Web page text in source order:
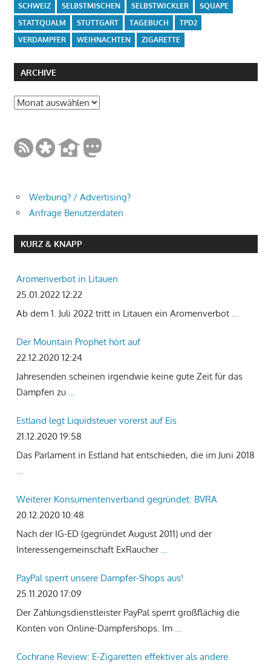
SCHWEIZ
SELBSTMISCHEN SELBSTWICKLER
SQUAPE
STATTQUALM
STUTTGART TAGEBUCH
TPD2
VERDAMPFER
WEIHNACHTEN ZIGARETTE
ARCHIVE
Archive
Werbung? / Advertising?
Anfrage Benutzerdaten
KURZ & KNAPP
Aromenverbot in Litauen
25.01.2022 12:22
Ab dem 1. Juli 2022 tritt in Litauen ein Aromenverbot …
Der Mountain Prophet hört auf
22.12.2020 12:24
Jahresenden scheinen irgendwie keine gute Zeit für das
Dampfen zu …
Estland legt Liquidsteuer vorerst auf Eis
21.12.2020 19:58
Das Parlament in Estland hat entschieden, die im Juni 2018
…
Weiterer Konsumentenverband gegründet: BVRA
20.12.2020 10:48
Nach der IG-ED (gegründet August 2011) und der
Interessengemeinschaft ExRaucher …
PayPal sperrt unsere Dampfer-Shops aus!
25.11.2020 17:09
Der Zahlungsdienstleister PayPal sperrt großflächig die
Konten von Online-Dampfershops. Im …
Cochrane Review: E-Zigaretten effektiver als andere